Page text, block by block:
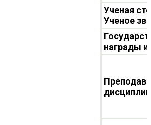
Ученая
Ученое
награды и